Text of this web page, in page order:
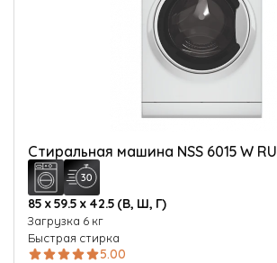
Стиральная машина NSS 6015 W RU
85 х 59.5 х 42.5 (В, Ш, Г)
Загрузка 6 кг
Быстрая стирка
5.00